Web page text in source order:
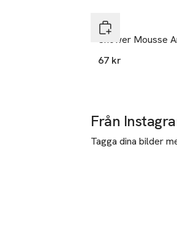
Dove
Shower Mousse
67 kr
Från
Tagga dina bilder